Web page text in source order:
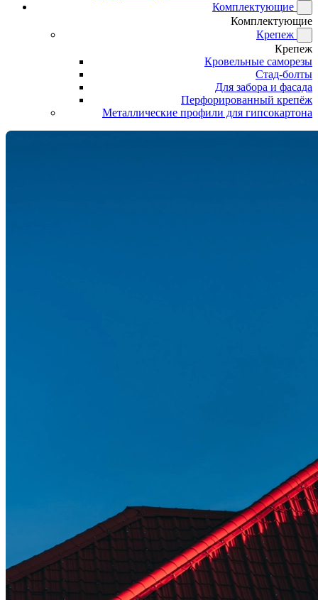
Комплектующие
Комплектующие
Крепеж
Крепеж
Кровельные саморезы
Стад-болты
Для забора и фасада
Перфорированный крепёж
Металлические профили для гипсокартона